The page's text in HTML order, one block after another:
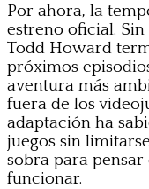
Por ahora, la
estreno oficial. Sin
Todd Howard
próximos
aventura más
fuera de los
adaptación ha
juegos sin
sobra para
funcionar.